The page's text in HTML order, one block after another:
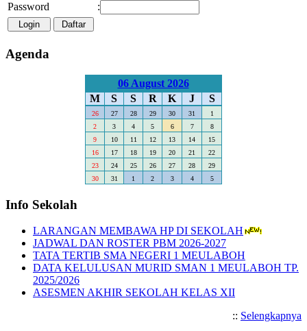
Password
:
Agenda
06 August 2026
M
S S R K J S
26 27 28 29 30 31
1
2
3 4 5 6 7
8
9
10 11 12 13 14
15
16
17 18 19 20 21
22
23
24 25 26 27 28
29
30
31 1 2 3 4 5
Info Sekolah
LARANGAN MEMBAWA HP DI SEKOLAH
JADWAL DAN ROSTER PBM 2026-2027
TATA TERTIB SMA NEGERI 1 MEULABOH
DATA KELULUSAN MURID SMAN 1 MEULABOH TP.
2025/2026
ASESMEN AKHIR SEKOLAH KELAS XII
:: Selengkapnya